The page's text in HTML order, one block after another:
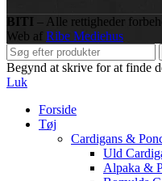
BITI – Alle rettigheder
Web af Ribe Mediehus
Begynd at skrive for at finde
Luk
Forside
Tøj
Cardigans &
Uld
Alpaka &